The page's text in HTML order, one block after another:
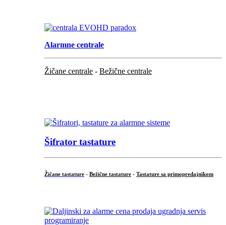
Alarmne centrale
Žičane centrale - Bežične centrale
Šifrator tastature
Žičane tastature - Bežične tastature - Tastature sa primopredajnikom